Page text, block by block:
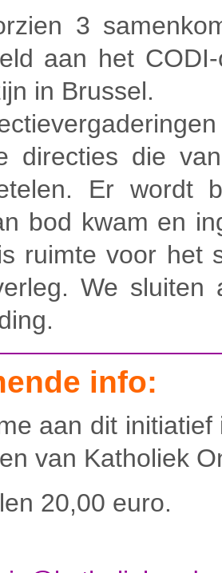
3
aan het
in Brussel.
directies die
Er wordt
bod kwam en
ruimte voor het
We
info:
aan dit
van Katholiek
20,00 euro.